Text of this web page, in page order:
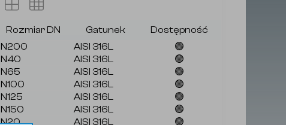
Rozmiar DN Gatunek
Dostępność
AISI 316L
🟢
AISI 316L
🟢
AISI 316L
🟢
AISI 316L
🟢
AISI 316L
🟢
AISI 316L
🟢
AISI 316L
🟢